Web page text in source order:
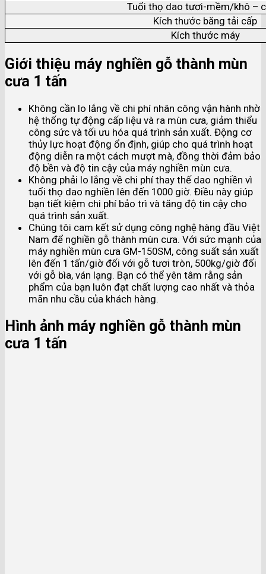
Tuổi thọ dao tươi-mềm/khô –
Kích thước băng tải cấp
Kích thước máy
Giới thiệu máy nghiền gỗ thành mùn
cưa 1 tấn
Không cần lo lắng về chi phí nhân công vận hành nhờ
hệ thống tự động cấp liệu và ra mùn cưa, giảm thiểu
công sức và tối ưu hóa quá trình sản xuất. Động cơ
thủy lực hoạt động ổn định, giúp cho quá trình hoạt
động diễn ra một cách mượt mà, đồng thời đảm bảo
độ bền và độ tin cậy của máy nghiền mùn cưa.
Không phải lo lắng về chi phí thay thế dao nghiền vì
tuổi thọ dao nghiền lên đến 1000 giờ. Điều này giúp
bạn tiết kiệm chi phí bảo trì và tăng độ tin cậy cho
quá trình sản xuất.
Chúng tôi cam kết sử dụng công nghệ hàng đầu Việt
Nam để nghiền gỗ thành mùn cưa. Với sức mạnh của
máy nghiền mùn cưa GM-150SM, công suất sản xuất
lên đến 1 tấn/giờ đối với gỗ tươi tròn, 500kg/giờ đối
với gỗ bìa, ván lạng. Bạn có thể yên tâm rằng sản
phẩm của bạn luôn đạt chất lượng cao nhất và thỏa
mãn nhu cầu của khách hàng.
Hình ảnh máy nghiền gỗ thành mùn
cưa 1 tấn